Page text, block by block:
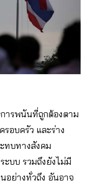
การพนันที่ถูกต้องตาม
อบครัว และร่าง
ทบทางสังคม
บบ รวมถึงยังไม่มี
อย่างทั่วถึง อันอาจ